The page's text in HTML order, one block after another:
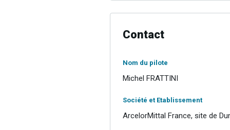
Contact
Nom du pilote
Michel FRATTINI
Société et Etablissement
ArcelorMittal France, site de